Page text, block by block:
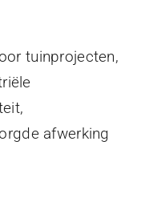
tuinprojecten,
afwerking